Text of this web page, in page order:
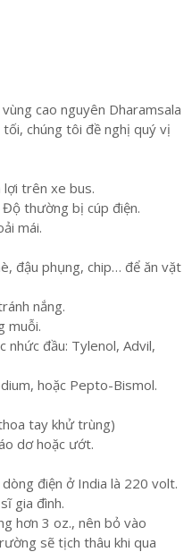
cao nguyên Dharamsala
chúng tôi đề nghị quý vị
lợi trên xe bus.
Độ thường bị cúp điện.
mái.
đậu phụng, chip… để ăn vặt
nắng.
muỗi.
nhức đầu: Tylenol, Advil,
hoặc Pepto-Bismol.
tay khử trùng)
dơ hoặc ướt.
điện ở India là 220 volt.
gia đình.
hơn 3 oz., nên bỏ vào
sẽ tịch thâu khi qua